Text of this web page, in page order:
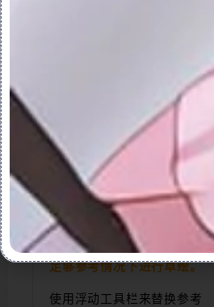
可以使用以下选项之一来替换
•使用浮动工具栏。
•使用“参考
PS：只要在以后创建所需的
足够参考情况下进行草绘。
使用浮动工具栏来替换参考